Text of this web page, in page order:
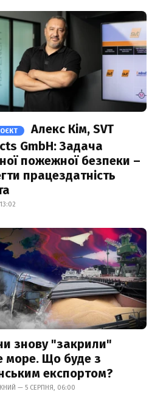
Алекс Кім, SVT
GmbH: Задача
пожежної безпеки –
працездатність
знову "закрили"
море. Що буде з
експортом?
— 5 СЕРПНЯ, 06:00